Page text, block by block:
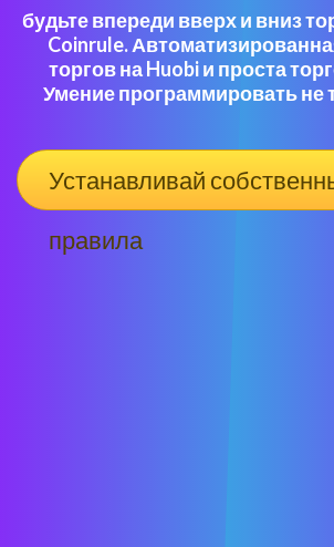
будьте впереди вверх и вниз
Coinrule.
торгов на Huobi и проста
Умение программировать не
Устанавливай
правила